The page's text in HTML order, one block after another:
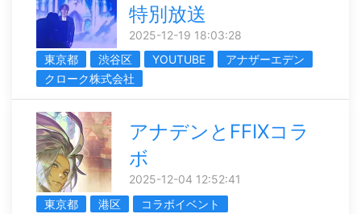
特別放送
2025-12-19 18:03:28
東京都
渋谷区 YOUTUBE
アナザーエデン
クローク株式会社
アナデンとFFIXコラ
ボ
2025-12-04 12:52:41
東京都
港区
コラボイベント